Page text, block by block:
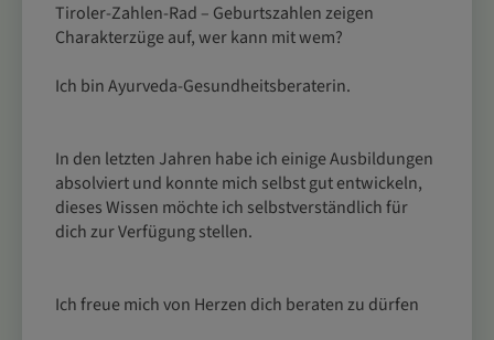
Tiroler-Zahlen-Rad – Geburtszahlen zeigen
Charakterzüge auf, wer kann mit wem?
Ich bin Ayurveda-Gesundheitsberaterin.
In den letzten Jahren habe ich einige Ausbildungen
absolviert und konnte mich selbst gut entwickeln,
dieses Wissen möchte ich selbstverständlich für
dich zur Verfügung stellen.
Ich freue mich von Herzen dich beraten zu dürfen